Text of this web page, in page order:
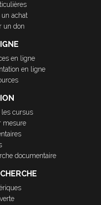
achat
un don
en ligne
en ligne
les cursus
mesure
documentaire